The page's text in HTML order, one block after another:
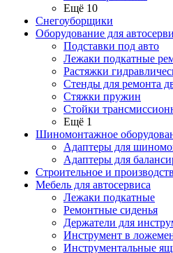
Ещё 10
Снегоуборщики
Оборудование для
Подставки под авто
Лежаки подкатные
Растяжки
Стенды для ремонта
Стяжки пружин
Стойки
Ещё 1
Шиномонтажное
Адаптеры для
Адаптеры для
Строительное и
Мебель для автосервиса
Лежаки подкатные
Ремонтные сиденья
Держатели для
Инструмент в
Инструментальные